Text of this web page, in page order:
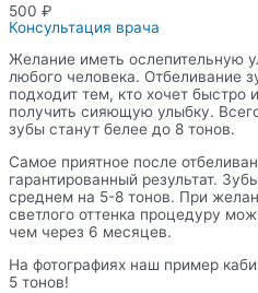
500 ₽
Консультация врача
Желание иметь ослепительную
любого человека. Отбеливание
подходит тем, кто хочет быстро
получить сияющую улыбку.
зубы станут белее до 8 тонов.
Самое приятное после
гарантированный результат.
среднем на 5-8 тонов. При
светлого оттенка процедуру
чем через 6 месяцев.
На фотографиях наш пример
5 тонов!